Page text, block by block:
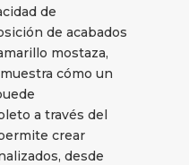
de
de acabados
mostaza,
cómo un
a través del
crear
desde